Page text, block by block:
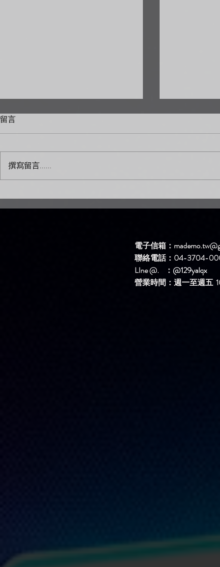
#233 不再
#230 對不
留言
撰寫留言......
電子信箱：
聯絡電話：04-3704-
LIne @. ： @129yalqx
營業時間：週一至週五